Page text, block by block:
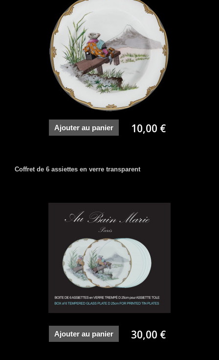
Ajouter au panier 10,00 €
Coffret de 6 assiettes en verre transparent
Ajouter au panier 30,00 €